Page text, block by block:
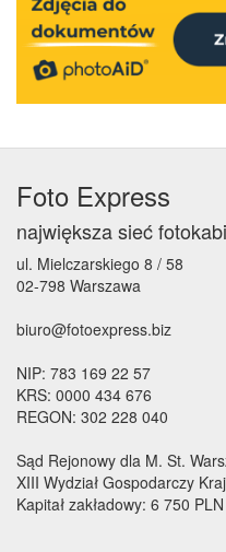
Foto Express
największa sieć
ul. Mielczarskiego 8 / 58
02-798 Warszawa
biuro@fotoexpress.biz
NIP: 783 169 22 57
KRS: 0000 434 676
REGON: 302 228 040
Sąd Rejonowy dla M. St.
XIII Wydział Gospodarczy
Kapitał zakładowy: 6 750 PLN